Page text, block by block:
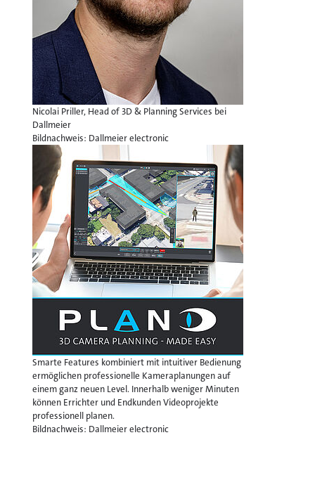
Nicolai Priller, Head of 3D & Planning Services bei
Dallmeier
Bildnachweis: Dallmeier electronic
Smarte Features kombiniert mit intuitiver Bedienung
ermöglichen professionelle Kameraplanungen auf
einem ganz neuen Level. Innerhalb weniger Minuten
können Errichter und Endkunden Videoprojekte
professionell planen.
Bildnachweis: Dallmeier electronic